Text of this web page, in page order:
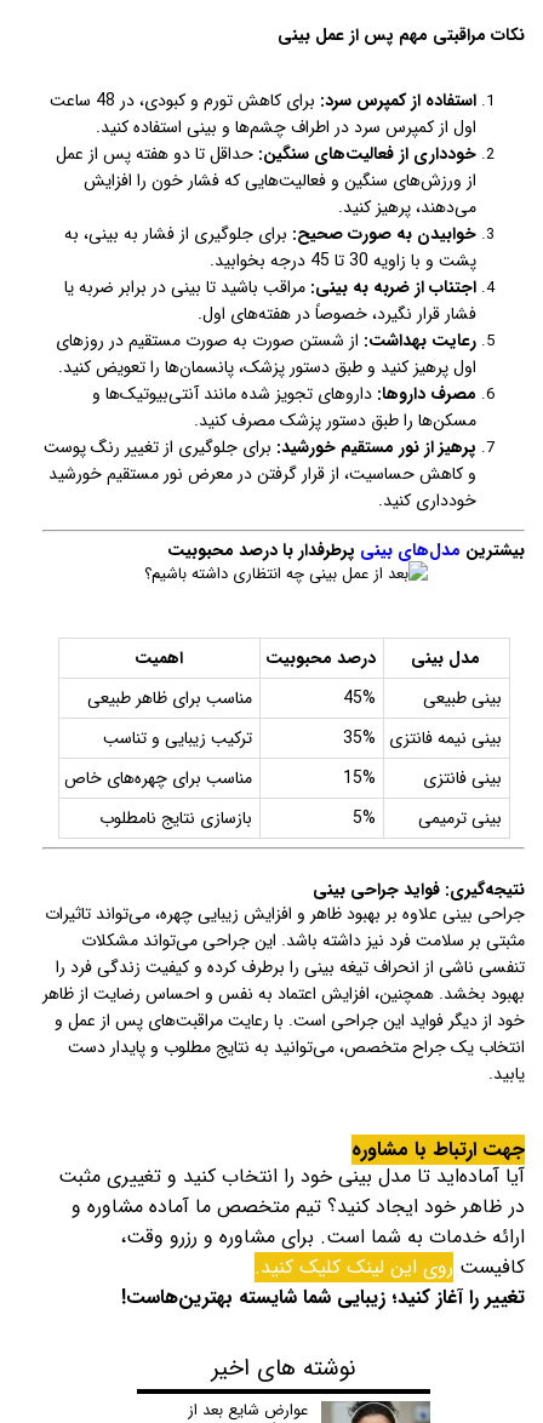
نکات مراقبتی مهم پس از عمل بینی
استفاده از کمپرس سرد:
برای کاهش تورم و کبودی، در 48 ساعت
اول از کمپرس سرد در اطراف چشم‌ها و بینی استفاده کنید.
خودداری از فعالیت‌های سنگین: حداقل تا دو هفته پس از عمل
از ورزش‌های سنگین و فعالیت‌هایی که فشار خون را افزایش
می‌دهند، پرهیز کنید.
خوابیدن به صورت صحیح: برای جلوگیری از فشار به بینی، به
پشت و با زاویه 30 تا 45 درجه بخوابید.
اجتناب از ضربه به بینی: مراقب باشید تا بینی در برابر ضربه یا
فشار قرار نگیرد، خصوصاً در هفته‌های اول.
رعایت بهداشت: از شستن صورت به صورت مستقیم در روزهای
اول پرهیز کنید و طبق دستور پزشک، پانسمان‌ها را تعویض کنید.
مصرف داروها: داروهای تجویز شده مانند آنتی‌بیوتیک‌ها و
مسکن‌ها را طبق دستور پزشک مصرف کنید.
پرهیز از نور مستقیم خورشید: برای جلوگیری از تغییر رنگ پوست
و کاهش حساسیت، از قرار گرفتن در معرض نور مستقیم خورشید
خودداری کنید.
بیشترین مدل‌های بینی پرطرفدار با درصد محبوبیت
مدل بینی درصد محبوبیت
اهمیت
بینی طبیعی
45%
مناسب برای ظاهر طبیعی
بینی نیمه فانتزی 35%
ترکیب زیبایی و تناسب
بینی فانتزی
15%
مناسب برای چهره‌های خاص
بینی ترمیمی
5% بازسازی نتایج نامطلوب
نتیجه‌گیری: فواید جراحی بینی
جراحی بینی علاوه بر بهبود ظاهر و افزایش زیبایی چهره، می‌تواند تاثیرات
مثبتی بر سلامت فرد نیز داشته باشد. این جراحی می‌تواند مشکلات
تنفسی ناشی از انحراف تیغه بینی را برطرف کرده و کیفیت زندگی فرد را
بهبود بخشد. همچنین، افزایش اعتماد به نفس و احساس رضایت از ظاهر
خود از دیگر فواید این جراحی است. با رعایت مراقبت‌های پس از عمل و
انتخاب یک جراح متخصص، می‌توانید به نتایج مطلوب و پایدار دست
یابید.
جهت ارتباط با مشاوره
آیا آماده‌اید تا مدل بینی خود را انتخاب کنید و تغییری مثبت
در ظاهر خود ایجاد کنید؟ تیم متخصص ما آماده مشاوره و
ارائه خدمات به شما است. برای مشاوره و رزرو وقت،
کافیست روی این لینک کلیک کنید.
تغییر را آغاز کنید؛ زیبایی شما شایسته بهترین‌هاست!
نوشته های اخیر
عوارض شایع بعد از